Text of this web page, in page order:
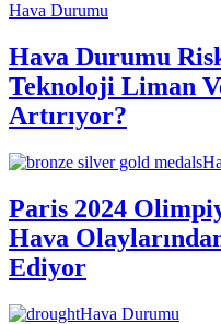
Hava Durumu
Hava Durumu
Teknoloji Liman
Artırıyor?
Paris 2024
Hava
Ediyor
Hava Durumu